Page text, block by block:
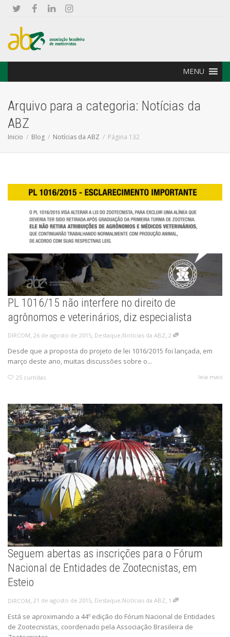
MENU
Arquivo para a categoria: Notícias da
ABZ
Inicio Blog Notícias da ABZ Página 132
PL 1016/15 não interfere no direito de
agrônomos e veterinários, diz especialista
DIRCOM, 26 de agosto de 2015, Destaque,Notícias da ABZ, 2
Desde que a proposta do projeto de lei 1016/2015 foi lançada, em
março deste ano, muitas discussões sobre o...
25 curtidas leia mais
Seguem abertas as inscrições para o Fórum
Nacional de Entidades de Zootecnistas, em
Esteio
DIRCOM, 21 de agosto de 2015, Destaque,Notícias da ABZ, 1
Está se aproximando a 44º edição do Fórum Nacional de Entidades
de Zootecnistas, coordenado pela Associação Brasileira de